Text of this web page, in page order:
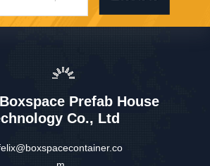
Prefab House
Co., Ltd